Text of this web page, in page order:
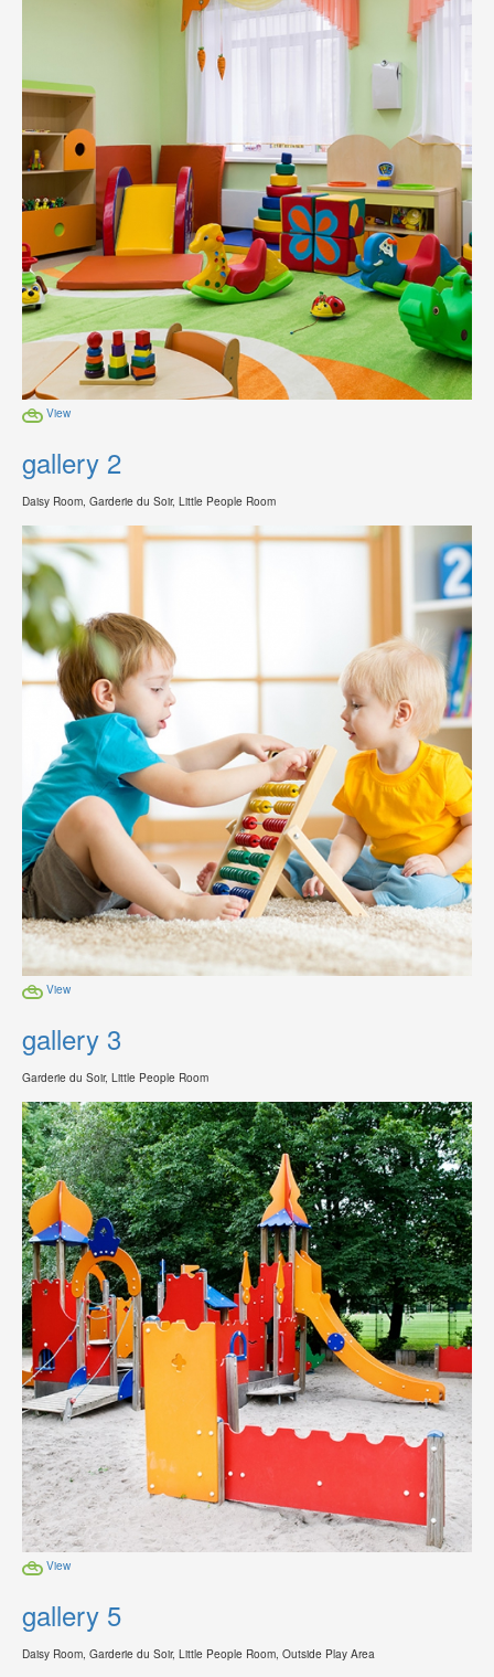
View
gallery 2
Daisy Room, Garderie du Soir, Little People Room
View
gallery 3
Garderie du Soir, Little People Room
View
gallery 5
Daisy Room, Garderie du Soir, Little People Room, Outside Play Area